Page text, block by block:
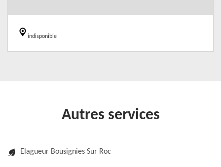
indisponible
Autres services
Elagueur Bousignies Sur Roc